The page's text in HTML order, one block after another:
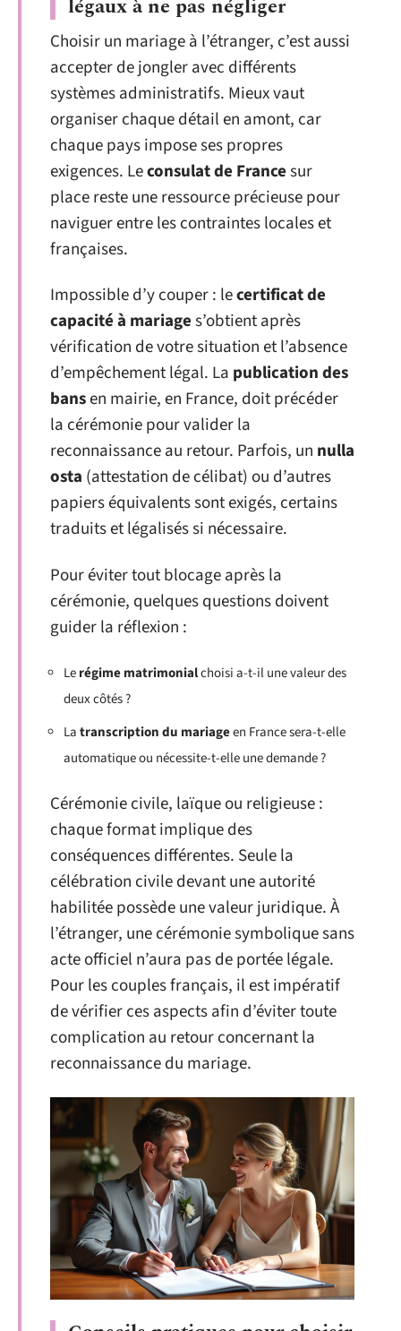
légaux à ne pas négliger
Choisir un mariage à l’étranger, c’est aussi
accepter de jongler avec différents
systèmes administratifs. Mieux vaut
organiser chaque détail en amont, car
chaque pays impose ses propres
exigences. Leconsulat de Francesur
place reste une ressource précieuse pour
naviguer entre les contraintes locales et
françaises.
Impossible d’y couper : lecertificat de
capacité à mariages’obtient après
vérification de votre situation et l’absence
d’empêchement légal. La publication des
bansen mairie, en France, doit précéder
la cérémonie pour valider la
reconnaissance au retour. Parfois, un nulla
osta (attestation de célibat) ou d’autres
papiers équivalents sont exigés, certains
traduits et légalisés si nécessaire.
Pour éviter tout blocage après la
cérémonie, quelques questions doivent
guider la réflexion :
Lerégime matrimonialchoisi a-t-il une valeur des
deux côtés ?
Latranscription du mariageen France sera-t-elle
automatique ou nécessite-t-elle une demande ?
Cérémonie civile, laïque ou religieuse :
chaque format implique des
conséquences différentes. Seule la
célébration civile devant une autorité
habilitée possède une valeur juridique. À
l’étranger, une cérémonie symbolique sans
acte officiel n’aura pas de portée légale.
Pour les couples français, il est impératif
de vérifier ces aspects afin d’éviter toute
complication au retour concernant la
reconnaissance du mariage.